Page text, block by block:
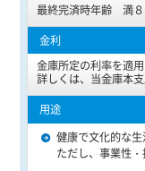
最終完済時年齢 満
金庫所定の利率を適
詳しくは、当金庫本
健康で文化的な
ただし、事業性